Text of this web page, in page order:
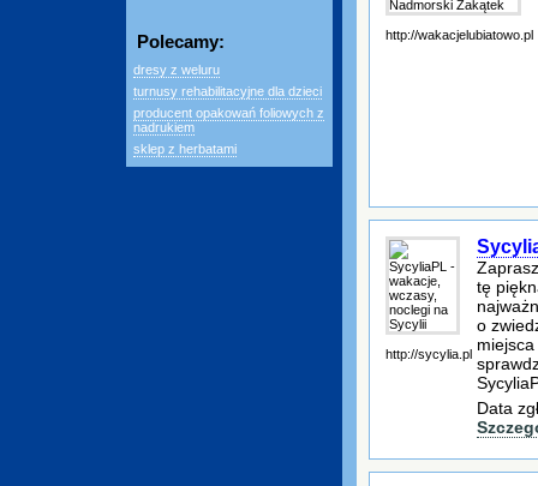
Polecamy:
dresy z weluru
turnusy rehabilitacyjne dla dzieci
producent opakowań foliowych z
nadrukiem
sklep z herbatami
http://wakacjelubiatowo.pl
http://sycylia.pl
tę
o
Data